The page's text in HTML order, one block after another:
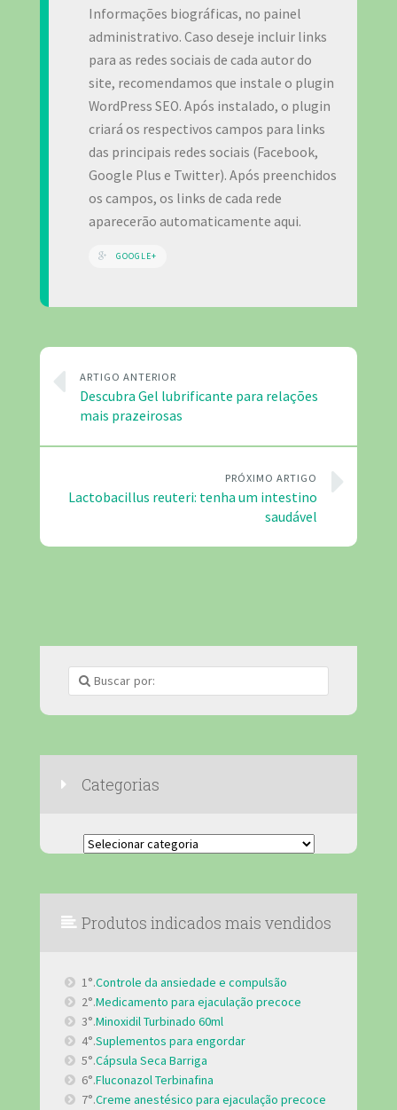
Informações biográficas, no painel
administrativo. Caso deseje incluir links
para as redes sociais de cada autor do
site, recomendamos que instale o plugin
WordPress SEO. Após instalado, o plugin
criará os respectivos campos para links
das principais redes sociais (Facebook,
Google Plus e Twitter). Após preenchidos
os campos, os links de cada rede
aparecerão automaticamente aqui.
GOOGLE+
ARTIGO ANTERIOR
Descubra Gel lubrificante para relações
mais prazeirosas
PRÓXIMO ARTIGO
Lactobacillus reuteri: tenha um intestino
saudável
Categorias
Categorias
Produtos indicados mais vendidos
1°.Controle da ansiedade e compulsão
2°.Medicamento para ejaculação precoce
3°.Minoxidil Turbinado 60ml
4°.Suplementos para engordar
5°.Cápsula Seca Barriga
6°.Fluconazol Terbinafina
7°.Creme anestésico para ejaculação precoce